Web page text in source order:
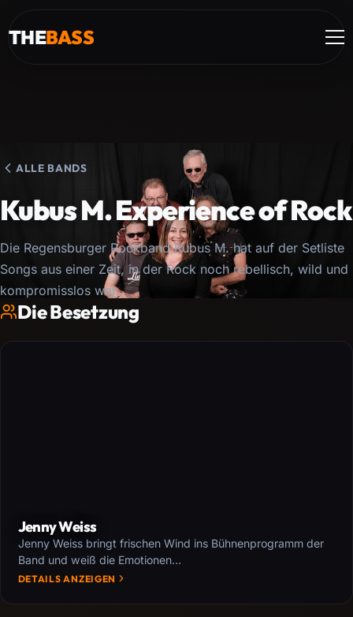
THEBASS
ALLE BANDS
Kubus M. Experience of Rock
Die Regensburger Rockband Kubus M. hat auf der Setliste
Songs aus einer Zeit, in der Rock noch rebellisch, wild und
kompromisslos war.
Die Besetzung
Jenny Weiss
Jenny Weiss bringt frischen Wind ins Bühnenprogramm der
Band und weiß die Emotionen…
DETAILS ANZEIGEN